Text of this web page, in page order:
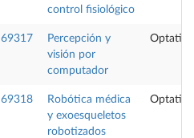
control fisiológico
69317
Percepción y
visión por
computador
Optativa
69318
Robótica médica
y exoesqueletos
robotizados
Optativa